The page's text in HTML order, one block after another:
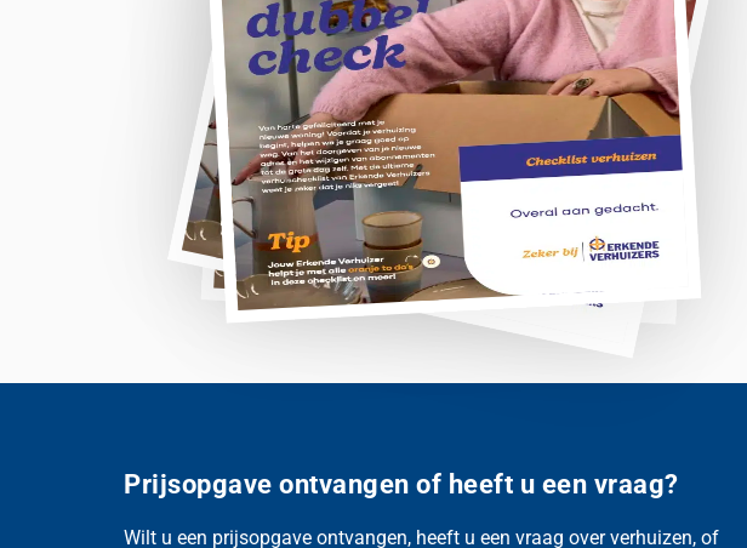
Prijsopgave ontvangen of heeft u een vraag?
Wilt u een prijsopgave ontvangen, heeft u een vraag over verhuizen, of